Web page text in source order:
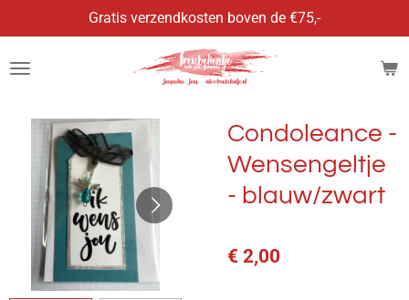
direct
naar
Gratis verzendkosten boven de €75,-
Condoleance -
Wensengeltje
- blauw/zwart
€ 2,00